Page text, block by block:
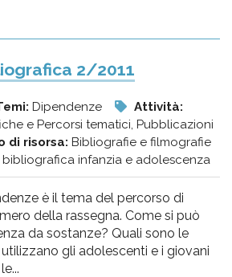
2/2011
Dipendenze
Attività:
e Percorsi tematici, Pubblicazioni
di risorsa: Bibliografie e filmografie
bibliografica infanzia e adolescenza
è il tema del percorso di
della rassegna. Come si può
da sostanze? Quali sono le
gli adolescenti e i giovani